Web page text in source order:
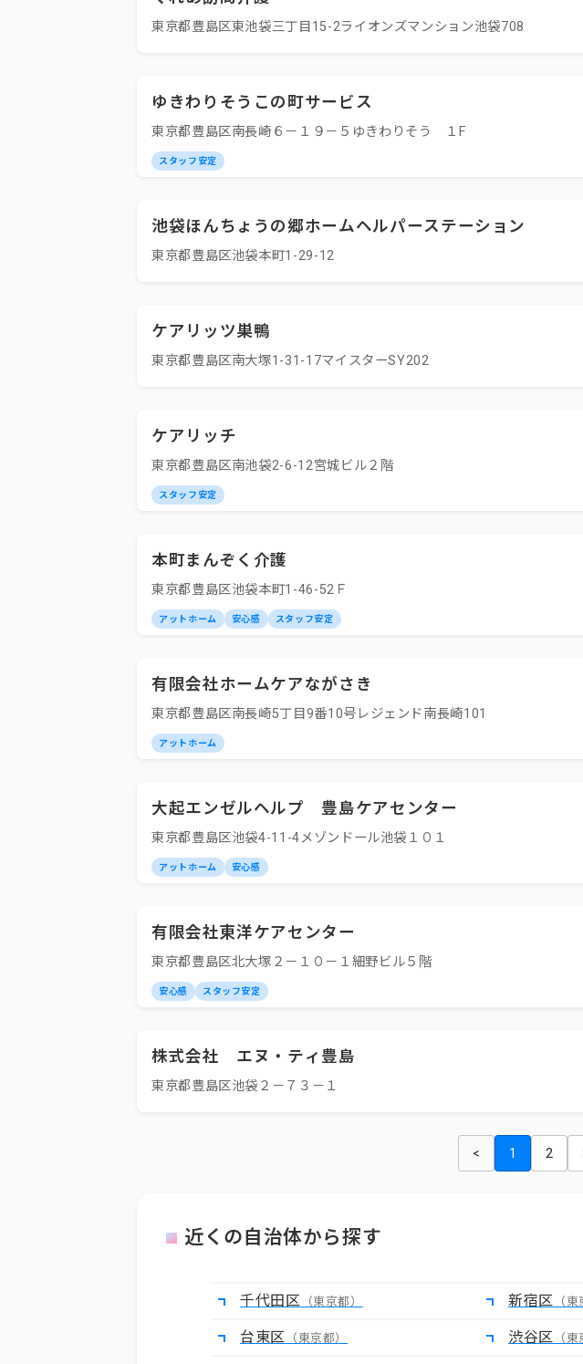
東京都豊島区東池袋三丁目15-2ライオンズマンション池袋708
ゆきわりそうこの町サービス
東京都豊島区南長崎６－１９－５ゆきわりそう １F
スタッフ安定
池袋ほんちょうの郷ホームヘルパーステーション
東京都豊島区池袋本町1-29-12
ケアリッツ巣鴨
東京都豊島区南大塚1-31-17マイスターSY202
ケアリッチ
東京都豊島区南池袋2-6-12宮城ビル２階
スタッフ安定
本町まんぞく介護
東京都豊島区池袋本町1-46-52Ｆ
アットホーム 安心感 スタッフ安定
有限会社ホームケアながさき
東京都豊島区南長崎5丁目9番10号レジェンド南長崎101
アットホーム
大起エンゼルヘルプ 豊島ケアセンター
東京都豊島区池袋4-11-4メゾンドール池袋１０１
アットホーム 安心感
有限会社東洋ケアセンター
東京都豊島区北大塚２－１０－１細野ビル５階
安心感 スタッフ安定
株式会社 エヌ・ティ豊島
東京都豊島区池袋２－７３－１
< 1 2
近くの自治体から探す
千代田区 （東京都） 新宿区 （東
台東区 （東京都） 渋谷区 （東